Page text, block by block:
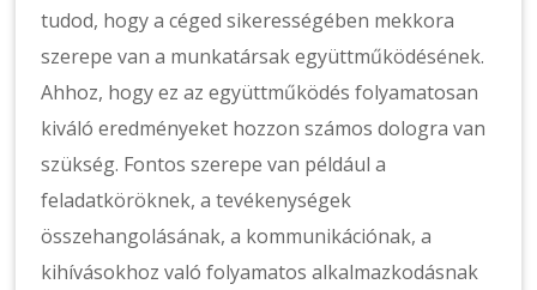
tudod, hogy a céged sikerességében mekkora
szerepe van a munkatársak együttműködésének.
Ahhoz, hogy ez az együttműködés folyamatosan
kiváló eredményeket hozzon számos dologra van
szükség. Fontos szerepe van például a
feladatköröknek, a tevékenységek
összehangolásának, a kommunikációnak, a
kihívásokhoz való folyamatos alkalmazkodásnak